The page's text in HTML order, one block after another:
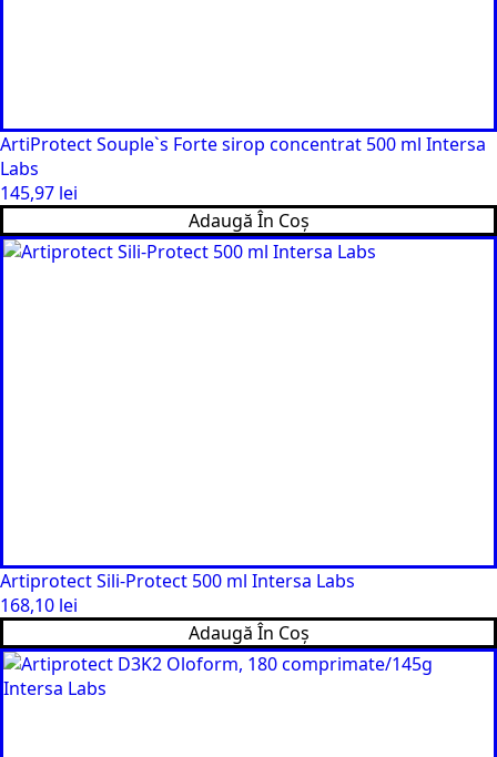
ArtiProtect Souple`s Forte sirop concentrat 500 ml Intersa
Labs
145,97 lei
Adaugă În Coș
Artiprotect Sili-Protect 500 ml Intersa Labs
168,10 lei
Adaugă În Coș